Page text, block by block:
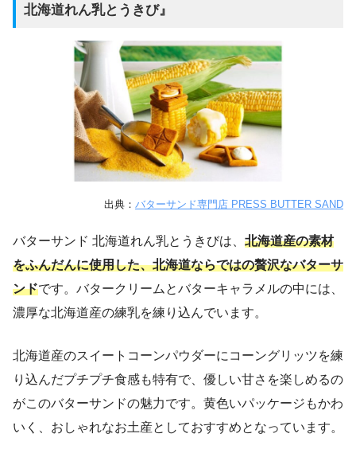
北海道れん乳とうきび』
出典： バターサンド専門店 PRESS BUTTER SAND
バターサンド 北海道れん乳とうきびは、 北海道産の素材
をふんだんに使用した、北海道ならではの贅沢なバターサ
ンドです。バタークリームとバターキャラメルの中には、
濃厚な北海道産の練乳を練り込んでいます。
北海道産のスイートコーンパウダーにコーングリッツを練
り込んだプチプチ食感も特有で、優しい甘さを楽しめるの
がこのバターサンドの魅力です。黄色いパッケージもかわ
いく、おしゃれなお土産としておすすめとなっています。